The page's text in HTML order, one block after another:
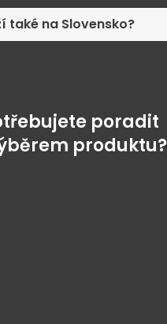
také na Slovensko?
poradit
produktu?